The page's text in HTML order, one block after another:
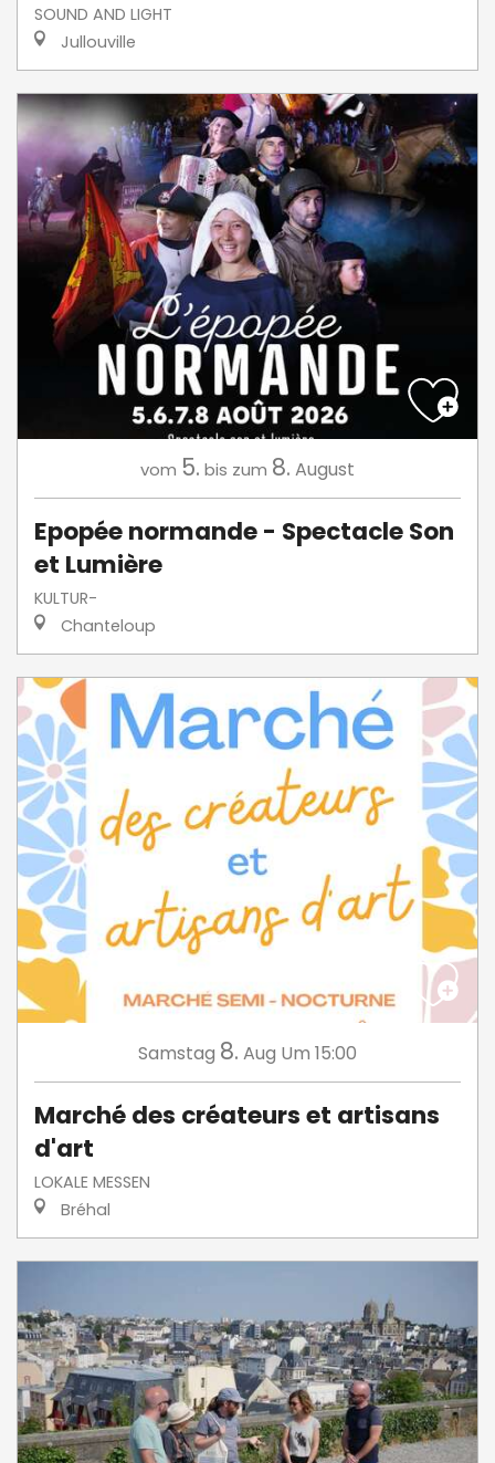
SOUND AND LIGHT
Jullouville
vom 5. bis zum 8. August
Epopée normande - Spectacle Son
et Lumière
KULTUR-
Chanteloup
Samstag 8. Aug Um 15:00
Marché des créateurs et artisans
d'art
LOKALE MESSEN
Bréhal